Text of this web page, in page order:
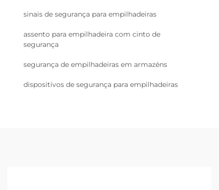
sinais de segurança para empilhadeiras
assento para empilhadeira com cinto de
segurança
segurança de empilhadeiras em armazéns
dispositivos de segurança para empilhadeiras